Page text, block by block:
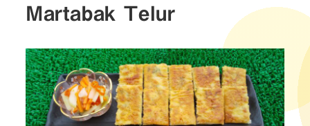
Martabak Telur